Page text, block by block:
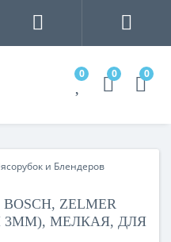
0 0 0
и Блендеров
ZELMER
3ММ), МЕЛКАЯ, ДЛЯ